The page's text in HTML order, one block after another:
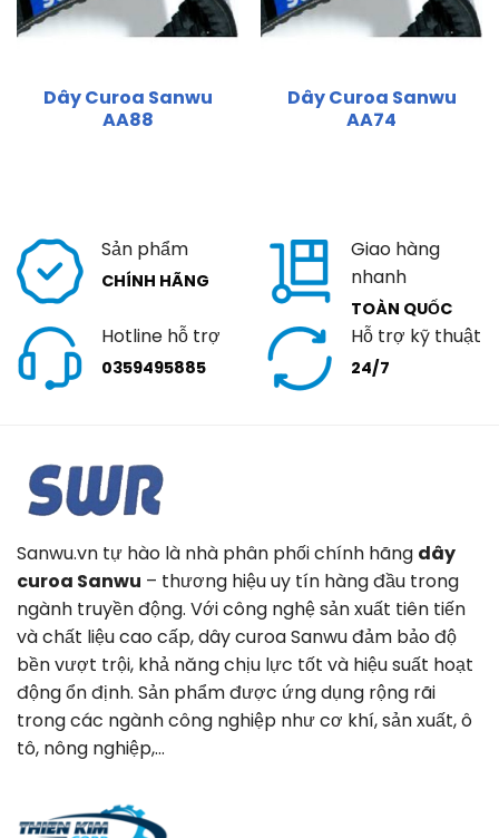
Dây Curoa Sanwu
AA88
Dây Curoa Sanwu
AA74
Sản phẩm
CHÍNH HÃNG
Giao hàng
nhanh
TOÀN QUỐC
Hotline hỗ trợ
0359495885
Hỗ trợ kỹ thuật
24/7
Sanwu.vn tự hào là nhà phân phối chính hãng dây
curoa Sanwu – thương hiệu uy tín hàng đầu trong
ngành truyền động. Với công nghệ sản xuất tiên tiến
và chất liệu cao cấp, dây curoa Sanwu đảm bảo độ
bền vượt trội, khả năng chịu lực tốt và hiệu suất hoạt
động ổn định. Sản phẩm được ứng dụng rộng rãi
trong các ngành công nghiệp như cơ khí, sản xuất, ô
tô, nông nghiệp,…